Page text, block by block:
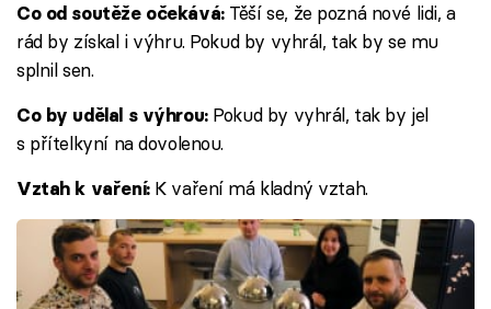
Co od soutěže očekává:Těší se, že pozná nové lidi, a
rád by získal i výhru. Pokud by vyhrál, tak by se mu
splnil sen.
Co by udělal s výhrou: Pokud by vyhrál, tak by jel
s přítelkyní na dovolenou.
Vztah k vaření:K vaření má kladný vztah.